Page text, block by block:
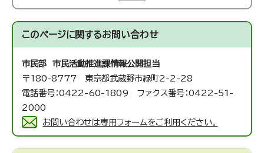
このページに関するお問い合わせ
市民部 市民活動推進課情報公開担当
〒180-8777 東京都武蔵野市緑町2-2-28
電話番号：0422-60-1809 ファクス番号：0422-51-
2000
お問い合わせは専用フォームをご利用ください。